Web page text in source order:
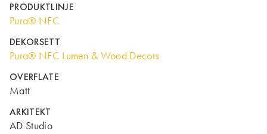
PRODUKTLINJE
Pura® NFC
DEKORSETT
Pura® NFC Lumen & Wood Decors
OVERFLATE
Matt
ARKITEKT
AD Studio